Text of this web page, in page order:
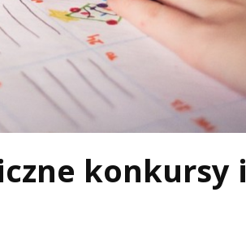
konkursy i